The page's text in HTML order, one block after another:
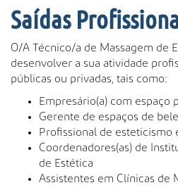
Saídas
O/A Técnico/a de Massagem de
desenvolver a sua atividade
públicas ou privadas, tais como:
Empresário(a) com espaço
Gerente de espaços de
Profissional de esteticismo
Coordenadores(as) de
de Estética
Assistentes em Clínicas de